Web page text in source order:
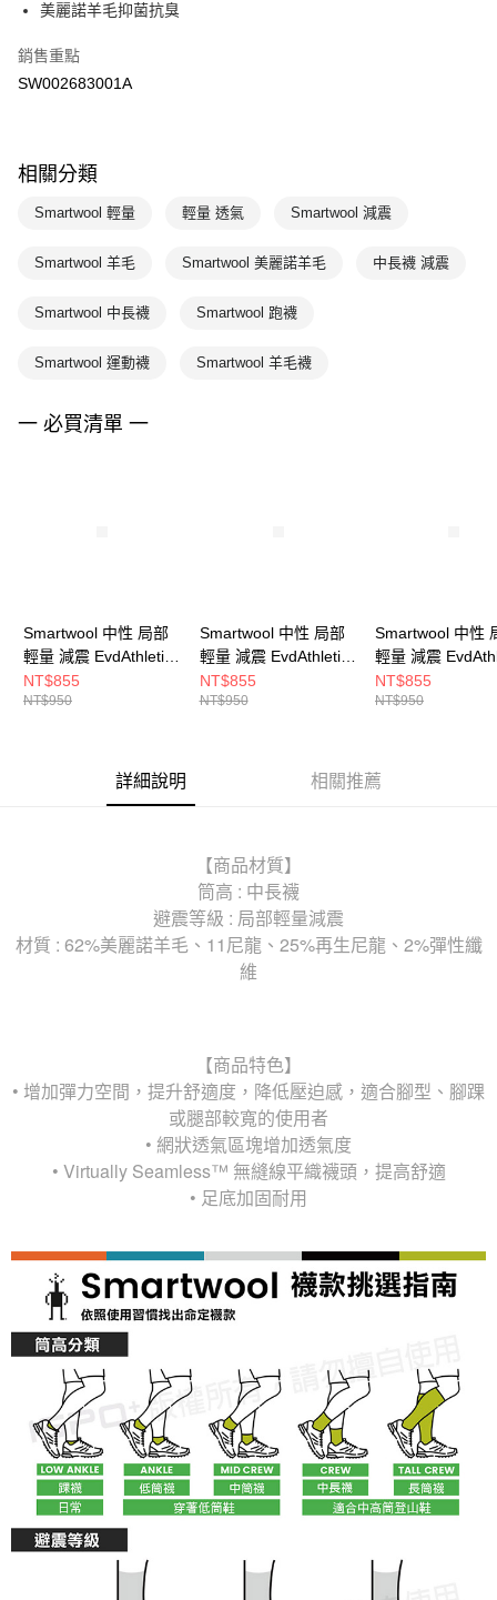
美麗諾羊毛抑菌抗臭
銷售重點
SW002683001A
相關分類
Smartwool 輕量 輕量 透氣 Smartwool 減震
Smartwool 羊毛 Smartwool 美麗諾羊毛 中長襪 減震
Smartwool 中長襪 Smartwool 跑襪
Smartwool 運動襪 Smartwool 羊毛襪
一 必買清單 一
Smartwool 中性 局部
輕量 減震 EvdAthletic
中長襪-條紋 白色
NT$855
NT$950
Smartwool 中性 局部
輕量 減震 EvdAthletic
中長襪 黑色
NT$855
NT$950
Smartwool 中性
輕量 減震
中長襪 中性灰
NT$855
NT$950
詳細說明 相關推薦
【商品材質】
筒高 : 中長襪
避震等級 : 局部輕量減震
材質 : 62%美麗諾羊毛、11尼龍、25%再生尼龍、2%彈性纖
維
【商品特色】
• 增加彈力空間，提升舒適度，降低壓迫感，適合腳型、腳踝
或腿部較寬的使用者
• 網狀透氣區塊增加透氣度
• Virtually Seamless™ 無縫線平織襪頭，提高舒適
• 足底加固耐用